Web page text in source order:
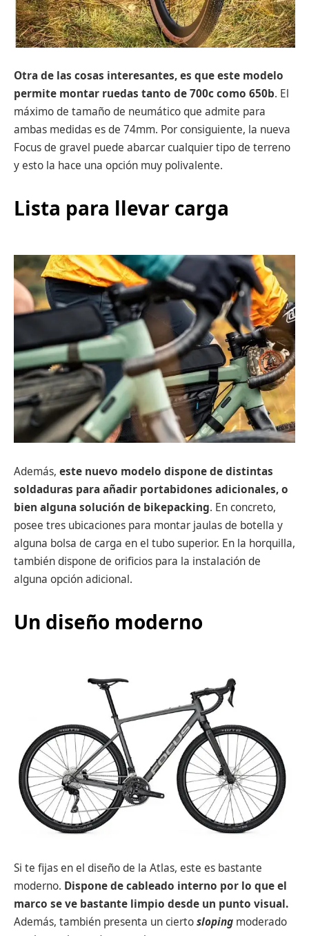
Otra de las cosas interesantes, es que este modelo
permite montar ruedas tanto de 700c como 650b. El
máximo de tamaño de neumático que admite para
ambas medidas es de 74mm. Por consiguiente, la nueva
Focus de gravel puede abarcar cualquier tipo de terreno
y esto la hace una opción muy polivalente.
Lista para llevar carga
Además, este nuevo modelo dispone de distintas
soldaduras para añadir portabidones adicionales, o
bien alguna solución de bikepacking. En concreto,
posee tres ubicaciones para montar jaulas de botella y
alguna bolsa de carga en el tubo superior. En la horquilla,
también dispone de orificios para la instalación de
alguna opción adicional.
Un diseño moderno
Si te fijas en el diseño de la Atlas, este es bastante
moderno. Dispone de cableado interno por lo que el
marco se ve bastante limpio desde un punto visual.
Además, también presenta un ciertosloping moderado